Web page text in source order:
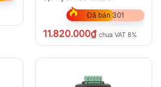
Đã bán 301
11.820.000₫ chưa VAT 8%